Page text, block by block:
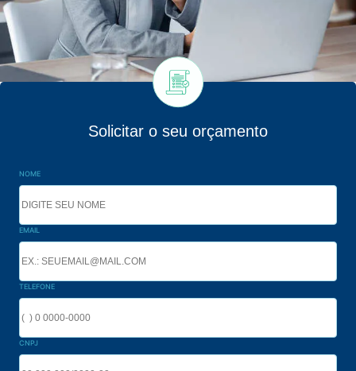
Solicitar o seu orçamento
NOME
EMAIL
TELEFONE
CNPJ